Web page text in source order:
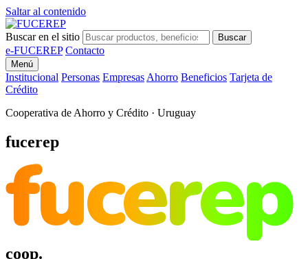
Saltar al contenido
Buscar en el sitio Buscar
e-FUCEREP Contacto
Menú
Institucional Personas Empresas Ahorro Beneficios Tarjeta de
Crédito
Cooperativa de Ahorro y Crédito · Uruguay
fucerep
fucerep
coop.